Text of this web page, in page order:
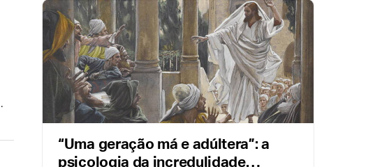
“Uma geração má e adúltera”: a
psicologia da incredulidade